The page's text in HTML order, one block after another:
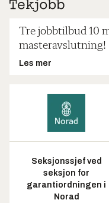
Tre jobbtilbud 10
masteravslutning!
Les mer
Seksjonssjef ved
seksjon for
garantiordningen i
Norad